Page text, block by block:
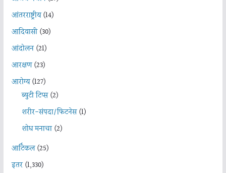
आंतरराष्ट्रीय(14)
आदिवासी(30)
आंदोलन(21)
आरक्षण(23)
आरोग्य(127)
ब्युटी टिप्स(2)
शरीर-संपदा/फिटनेस(1)
शोध मनाचा(2)
आर्टिकल(25)
इतर(1,330)